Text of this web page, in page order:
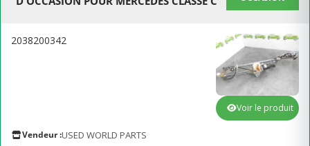
2038200342
Vendeur :USED WORLD PARTS
Voir le produit